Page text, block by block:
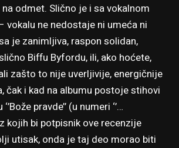
odmet. Slično je i sa vokalnom
vokalu ne nedostaje ni umeća ni
je zanimljiva, raspon solidan,
Biffu Byfordu, ili, ako hoćete,
zašto to nije uverljivije, energičnije
čak i kad na albumu postoje stihovi
pravde’’ (u numeri ‘’…
kojih bi potpisnik ove recenzije
utisak, onda je taj deo morao biti